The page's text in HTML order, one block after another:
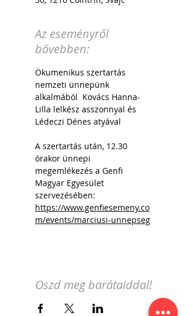
Az eseményről
bővebben:
Ökumenikus szertartás
nemzeti ünnepünk
alkalmából  Kovács Hanna-
Lilla lelkész asszonnyal és
Lédeczi Dénes atyával
A szertartás után, 12.30
órakor ünnepi
megemlékezés a Genfi
Magyar Egyesület
szervezésében:
https://www.genfiesemeny.co
m/events/marciusi-unnepseg
Oszd meg barátaiddal!